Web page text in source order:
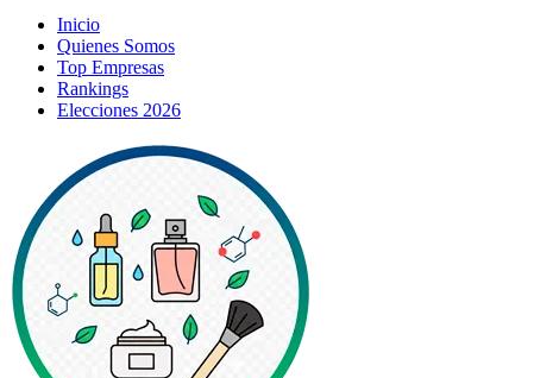
Inicio
Quienes Somos
Top Empresas
Rankings
Elecciones 2026